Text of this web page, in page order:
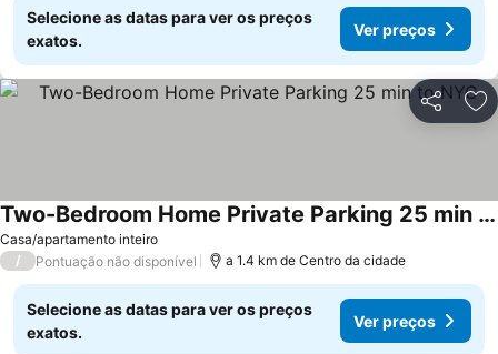
Selecione as datas para ver os preços
exatos.
Ver preços
Partilhar
Casa/apartamento inteiro
Two-Bedroom Home Private Parking 25 min to NYC
Ver preços
/ Pontuação não disponível a 1.4 km de Centro da cidade
Selecione as datas para ver os preços
exatos.
Ver preços